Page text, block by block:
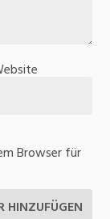
Browser für